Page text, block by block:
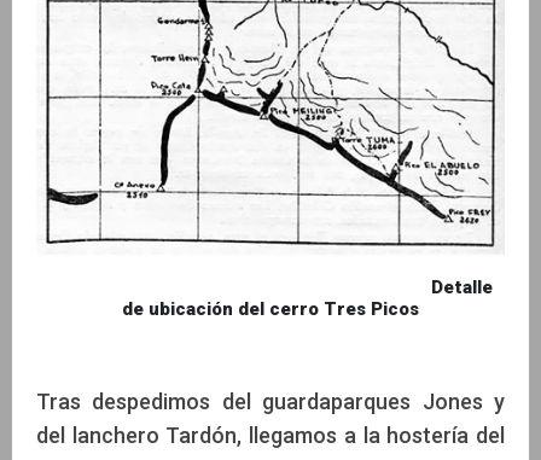
Detalle
de ubicación del cerro Tres Picos
Tras despedimos del guardaparques Jones y
del lanchero Tardón, llegamos a la hostería del